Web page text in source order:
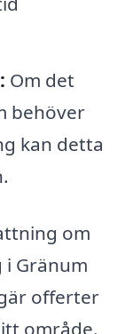
Om det
behöver
kan detta
om
Gränum
offerter
område.